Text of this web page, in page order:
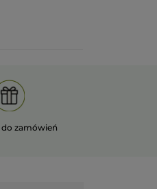
do zamówień